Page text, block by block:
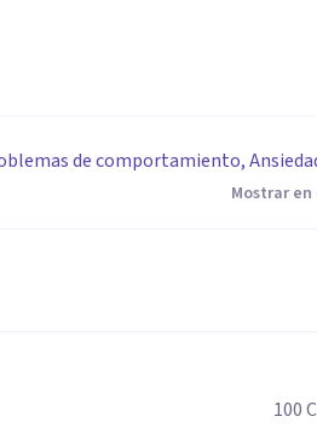
el interés, la energía y el
la gestión emocional,
AYUDA EN :
PAREJA Y LO MAS IMPORTANTE TU
de comportamiento,
Psicologia deportiva, Habilidades
Mostrar
100